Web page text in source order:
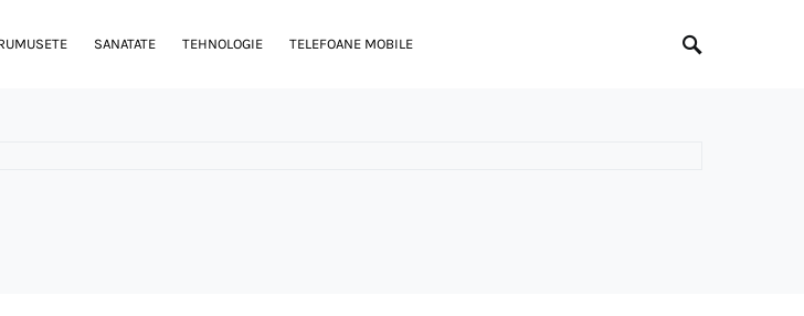
SANATATE TEHNOLOGIE TELEFOANE MOBILE